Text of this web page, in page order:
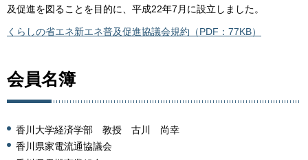
及促進を図ることを目的に、平成22年7月に設立しました。
くらしの省エネ新エネ普及促進協議会規約（PDF：77KB）
会員名簿
香川大学経済学部 教授 古川 尚幸
香川県家電流通協議会